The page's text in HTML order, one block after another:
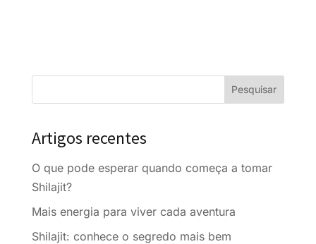
Artigos recentes
O que pode esperar quando começa a tomar
Shilajit?
Mais energia para viver cada aventura
Shilajit: conhece o segredo mais bem